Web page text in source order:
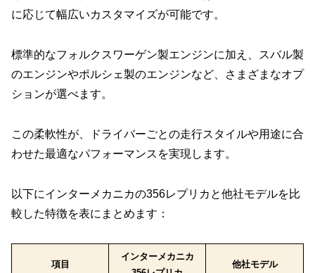
に応じて幅広いカスタマイズが可能です。
標準的なフォルクスワーゲン製エンジンに加え、スバル製
のエンジンやポルシェ製のエンジンなど、さまざまなオプ
ションが選べます。
この柔軟性が、ドライバーごとの走行スタイルや用途に合
わせた最適なパフォーマンスを実現します。
以下にインターメカニカの356レプリカと他社モデルを比
較した特徴を表にまとめます：
項目
インターメカニカ
他社モデル